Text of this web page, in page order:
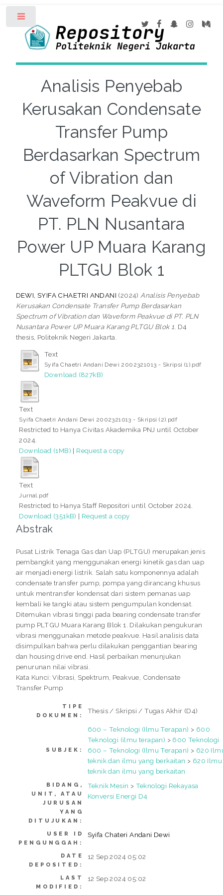
Analisis Penyebab
Kerusakan Condensate
Transfer Pump
Berdasarkan Spectrum
of Vibration dan
Waveform Peakvue di
PT. PLN Nusantara
Power UP Muara Karang
PLTGU Blok 1
DEWI, SYIFA CHAETRI ANDANI (2024) Analisis Penyebab
Kerusakan Condensate Transfer Pump Berdasarkan
Spectrum of Vibration dan Waveform Peakvue di PT. PLN
Nusantara Power UP Muara Karang PLTGU Blok 1. D4
thesis, Politeknik Negeri Jakarta.
Text
Syifa Chaetri Andani Dewi 2002321013 - Skripsi (1).pdf
Download (827kB)
Text
Syifa Chaetri Andani Dewi 2002321013 - Skripsi (2).pdf
Restricted to Hanya Civitas Akademika PNJ until October
2024.
Download (1MB) | Request a copy
Text
Jurnal.pdf
Restricted to Hanya Staff Repositori until October 2024.
Download (351kB) | Request a copy
Abstrak
Pusat Listrik Tenaga Gas dan Uap (PLTGU) merupakan jenis
pembangkit yang menggunakan energi kinetik gas dan uap
air menjadi energi listrik. Salah satu komponennya adalah
condensate transfer pump, pompa yang dirancang khusus
untuk mentransfer kondensat dari sistem pemanas uap
kembali ke tangki atau sistem pengumpulan kondensat.
Ditemukan vibrasi tinggi pada bearing condensate transfer
pump PLTGU Muara Karang Blok 1. Dilakukan pengukuran
vibrasi menggunakan metode peakvue. Hasil analisis data
disimpulkan bahwa perlu dilakukan penggantian bearing
dan housing drive end. Hasil perbaikan menunjukan
penurunan nilai vibrasi.
Kata Kunci: Vibrasi, Spektrum, Peakvue, Condensate
Transfer Pump
TIPE
DOKUMEN:
Thesis / Skripsi / Tugas Akhir (D4)
SUBJEK:
600 – Teknologi (Ilmu Terapan) > 600
Teknologi (ilmu terapan) > 600 Teknologi
600 – Teknologi (Ilmu Terapan) > 620
teknik dan ilmu yang berkaitan > 620 Ilmu
teknik dan ilmu yang berkaitan
BIDANG,
UNIT, ATAU
JURUSAN
YANG
DITUJUKAN:
Teknik Mesin > Teknologi Rekayasa
Konversi Energi D4
USER ID
PENGUNGGAH:
Syifa Chateri Andani Dewi
DATE
DEPOSITED:
12 Sep 2024 05:02
LAST
MODIFIED:
12 Sep 2024 05:02